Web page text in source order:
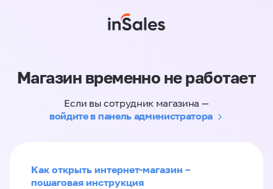
Магазин временно не работает
Если вы сотрудник магазина —
войдите в панель администратора
Как открыть интернет-магазин –
пошаговая инструкция